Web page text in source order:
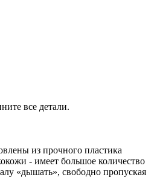
все детали.
из прочного пластика
- имеет большое количество
«дышать», свободно пропуская